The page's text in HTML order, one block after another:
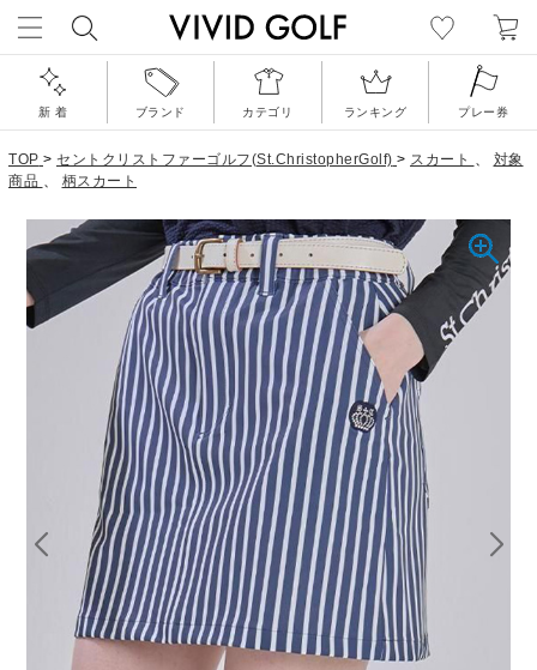
新 着 ブランド カテゴリ ランキング プレー券
TOP > セントクリストファーゴルフ(St.ChristopherGolf) > スカート 、 対象
商品 、 柄スカート